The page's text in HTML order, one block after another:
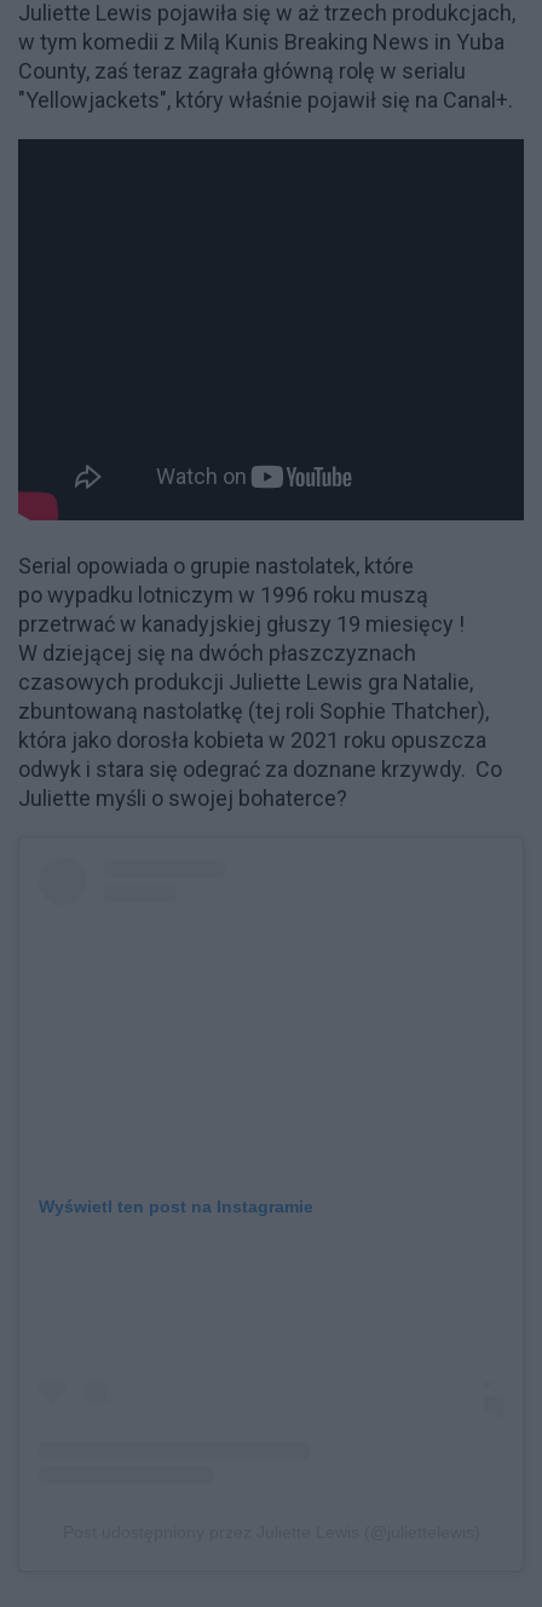
Juliette Lewis pojawiła się w aż trzech produkcjach,
w tym komedii z Milą Kunis Breaking News in Yuba
County, zaś teraz zagrała główną rolę w serialu
"Yellowjackets", który właśnie pojawił się na Canal+.
Serial opowiada o grupie nastolatek, które
po wypadku lotniczym w 1996 roku muszą
przetrwać w kanadyjskiej głuszy 19 miesięcy !
W dziejącej się na dwóch płaszczyznach
czasowych produkcji Juliette Lewis gra Natalie,
zbuntowaną nastolatkę (tej roli Sophie Thatcher),
która jako dorosła kobieta w 2021 roku opuszcza
odwyk i stara się odegrać za doznane krzywdy. Co
Juliette myśli o swojej bohaterce?
Wyświetl ten post na Instagramie